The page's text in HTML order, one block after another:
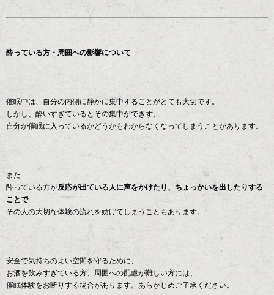
酔っている方・周囲への影響について
催眠中は、自分の内側に静かに集中することがとても大切です。
しかし、酔いすぎているとその集中ができず、
自分が催眠に入っているかどうかもわからなくなってしまうことがあります。
また
酔っている方が反応が出ている人に声をかけたり、ちょっかいを出したりする
ことで
その人の大切な体験の流れを妨げてしまうこともあります。
安全で気持ちのよい空間を守るために、
お酒を飲みすぎている方、周囲への配慮が難しい方には、
催眠体験をお断りする場合があります。あらかじめご了承ください。